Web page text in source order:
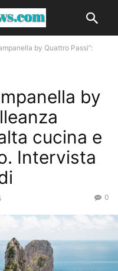
by Quattro Passi”:
by
cucina e
Intervista
0